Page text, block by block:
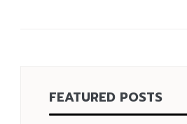
FEATURED POSTS